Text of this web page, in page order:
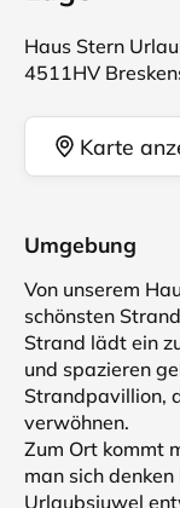
Haus Stern
4511HV
Karte
Umgebung
Von unserem
schönsten
Strand lädt ein
und spazieren
Strandpavillion,
verwöhnen.
Zum Ort kommt
man sich
Urlaubsjuwel